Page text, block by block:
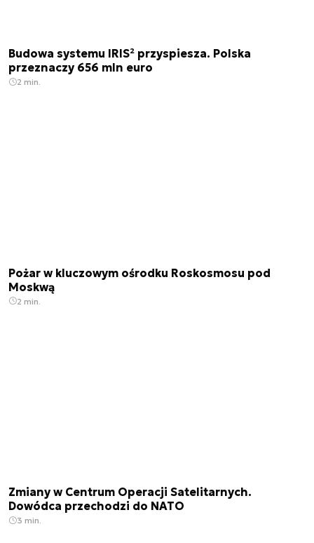
Budowa systemu IRIS² przyspiesza. Polska
przeznaczy 656 mln euro
2 min.
Pożar w kluczowym ośrodku Roskosmosu pod
Moskwą
2 min.
Zmiany w Centrum Operacji Satelitarnych.
Dowódca przechodzi do NATO
3 min.